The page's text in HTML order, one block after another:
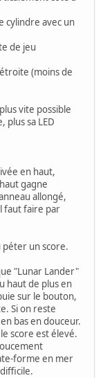
cylindre avec un
de jeu
(moins de
vite possible
plus sa LED
en haut,
gagne
allongé,
faut faire par
péter un score.
"Lunar Lander"
haut de plus en
sur le bouton,
Si on reste
bas en douceur.
score est élevé.
forme en mer